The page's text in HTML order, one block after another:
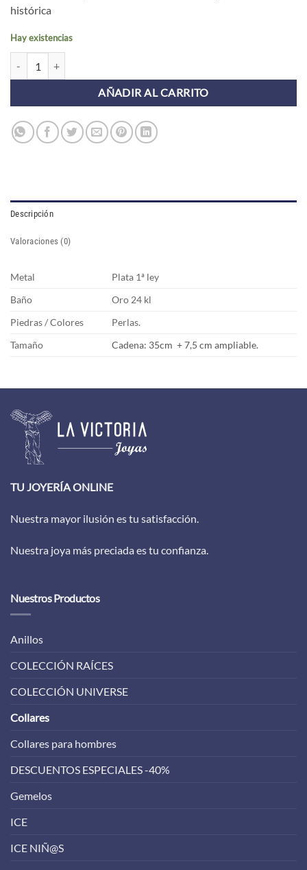
histórica
Hay existencias
AÑADIR AL CARRITO
Descripción
Valoraciones (0)
Metal
Plata 1ª ley
Baño
Oro 24 kl
Piedras / Colores
Perlas.
Tamaño
Cadena: 35cm + 7,5 cm ampliable.
TU JOYERÍA ONLINE
Nuestra mayor ilusión es tu satisfacción.
Nuestra joya más preciada es tu confianza.
Nuestros Productos
Anillos
COLECCIÓN RAÍCES
COLECCIÓN UNIVERSE
Collares
Collares para hombres
DESCUENTOS ESPECIALES -40%
Gemelos
ICE
ICE NIÑ@S